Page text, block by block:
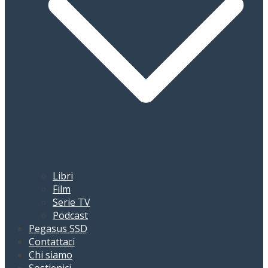
Libri
Film
Serie TV
Podcast
Pegasus SSD
Contattaci
Chi siamo